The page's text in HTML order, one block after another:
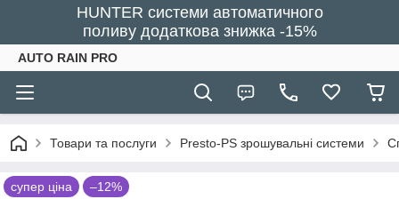
HUNTER системи автоматичного
поливу додаткова знижка -15%
AUTO RAIN PRO
Товари та послуги Presto-PS зрошувальні системи
супер ціна –12%